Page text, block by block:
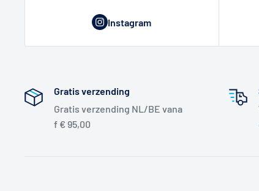
Instagram
Gratis verzending
Gratis verzending NL/BE vana
f € 95,00